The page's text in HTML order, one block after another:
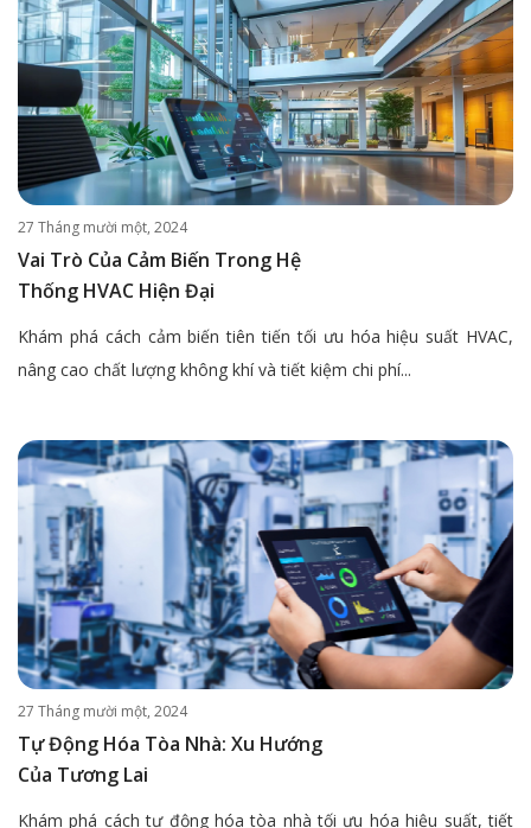
27 Tháng mười một, 2024
Vai Trò Của Cảm Biến Trong Hệ
Thống HVAC Hiện Đại
Khám phá cách cảm biến tiên tiến tối ưu hóa hiệu suất HVAC,
nâng cao chất lượng không khí và tiết kiệm chi phí...
27 Tháng mười một, 2024
Tự Động Hóa Tòa Nhà: Xu Hướng
Của Tương Lai
Khám phá cách tự động hóa tòa nhà tối ưu hóa hiệu suất, tiết